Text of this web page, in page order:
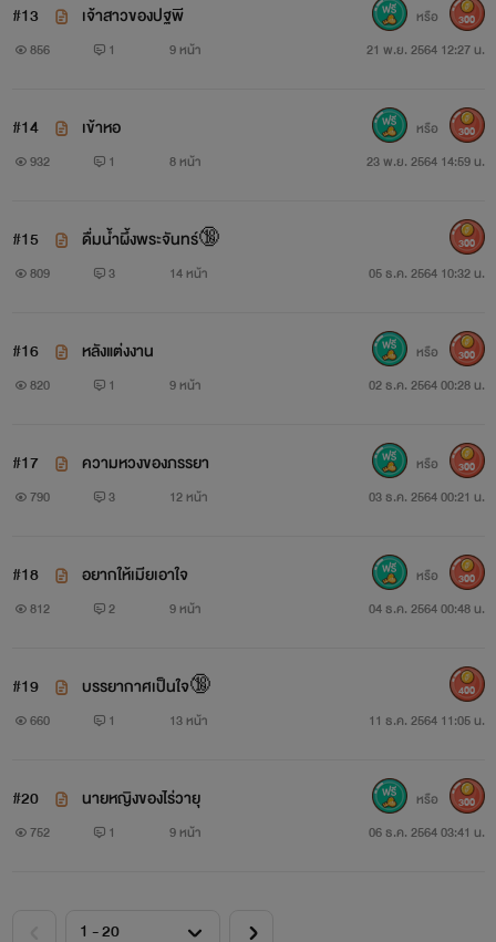
#13 เจ้าสาวของปฐพี
856 1 9 หน้า 21 พ.ย. 2564 12:27 น.
หรือ 300
#14 เข้าหอ
932 1 8 หน้า 23 พ.ย. 2564 14:59 น.
หรือ 300
#15 ดื่มน้ำผึ้งพระจันทร์🔞
809 3 14 หน้า 05 ธ.ค. 2564 10:32 น.
300
#16 หลังแต่งงาน
820 1 9 หน้า 02 ธ.ค. 2564 00:28 น.
หรือ 300
#17 ความหวงของภรรยา
790 3 12 หน้า 03 ธ.ค. 2564 00:21 น.
หรือ 300
#18 อยากให้เมียเอาใจ
812 2 9 หน้า 04 ธ.ค. 2564 00:48 น.
หรือ 300
#19 บรรยากาศเป็นใจ🔞
660 1 13 หน้า 11 ธ.ค. 2564 11:05 น.
400
#20 นายหญิงของไร่วายุ
752 1 9 หน้า 06 ธ.ค. 2564 03:41 น.
หรือ 300